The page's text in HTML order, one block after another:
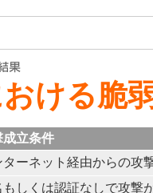
おける脆
成立条件
ターネット経由からの攻
もしくは認証なしで攻撃